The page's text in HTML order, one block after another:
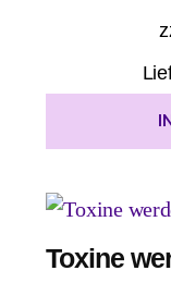
Toxine